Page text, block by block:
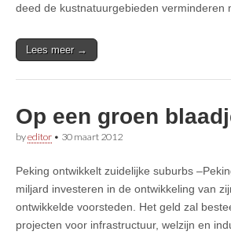
deed de kustnatuurgebieden verminderen
Lees meer →
Op een groen
byeditor • 30 maart 2012
Peking ontwikkelt zuidelijke suburbs
miljard investeren in de ontwikkeling van
ontwikkelde voorsteden. Het geld zal
projecten voor infrastructuur, welzijn en